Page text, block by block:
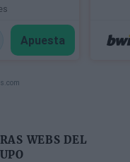
Apuesta
WEBS DEL